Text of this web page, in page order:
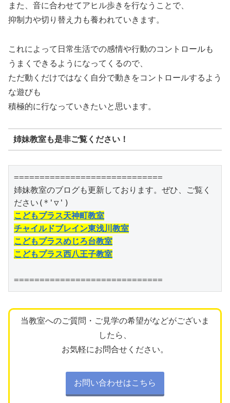
また、音に合わせてアヒル歩きを行なうことで、
抑制力や切り替え力も養われていきます。
これによって日常生活での感情や行動のコントロールも
うまくできるようになってくるので、
ただ動くだけではなく自分で動きをコントロールするよう
な遊びも
積極的に行なっていきたいと思います。
姉妹教室も是非ご覧ください！
=============================
姉妹教室のブログも更新しております。ぜひ、ご覧く
こどもプラス天神町教室
チャイルドブレイン東浅川教室
こどもプラスめじろ台教室
こどもプラス西八王子教室
=============================
当教室へのご質問・ご見学の希望がなどがございま
したら、
お気軽にお問合せください。
お問い合わせはこちら